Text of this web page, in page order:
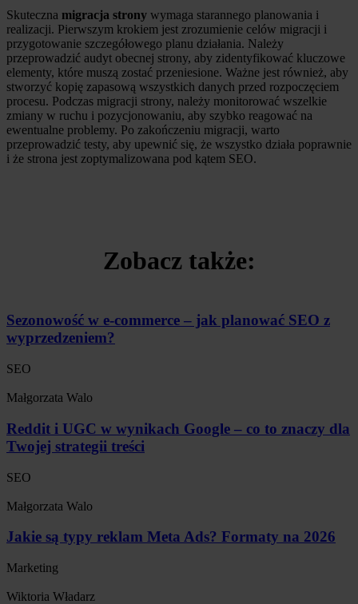
Skuteczna migracja strony wymaga starannego planowania i
realizacji. Pierwszym krokiem jest zrozumienie celów migracji i
przygotowanie szczegółowego planu działania. Należy
przeprowadzić audyt obecnej strony, aby zidentyfikować kluczowe
elementy, które muszą zostać przeniesione. Ważne jest również, aby
stworzyć kopię zapasową wszystkich danych przed rozpoczęciem
procesu. Podczas migracji strony, należy monitorować wszelkie
zmiany w ruchu i pozycjonowaniu, aby szybko reagować na
ewentualne problemy. Po zakończeniu migracji, warto
przeprowadzić testy, aby upewnić się, że wszystko działa poprawnie
i że strona jest zoptymalizowana pod kątem SEO.
Zobacz także:
Sezonowość w e-commerce – jak planować SEO z
wyprzedzeniem?
SEO
Małgorzata Walo
Reddit i UGC w wynikach Google – co to znaczy dla
Twojej strategii treści
SEO
Małgorzata Walo
Jakie są typy reklam Meta Ads? Formaty na 2026
Marketing
Wiktoria Władarz